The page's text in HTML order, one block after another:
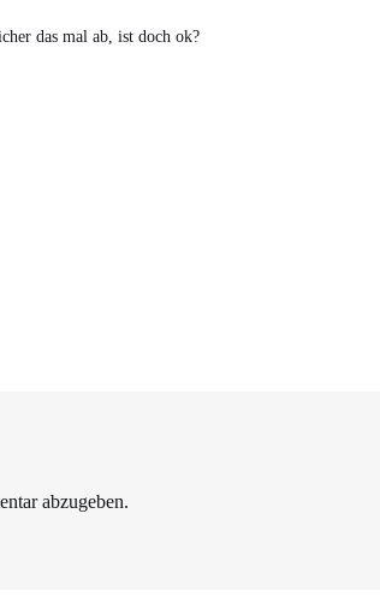
das mal ab, ist doch ok?
abzugeben.